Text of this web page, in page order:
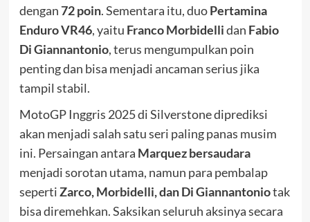
dengan72 poin. Sementara itu, duoPertamina
Enduro VR46, yaitu Franco Morbidellidan Fabio
Di Giannantonio, terus mengumpulkan poin
penting dan bisa menjadi ancaman serius jika
tampil stabil.
MotoGP Inggris 2025 di Silverstone diprediksi
akan menjadi salah satu seri paling panas musim
ini. Persaingan antara Marquez bersaudara
menjadi sorotan utama, namun para pembalap
sepertiZarco, Morbidelli, dan Di Giannantoniotak
bisa diremehkan. Saksikan seluruh aksinya secara